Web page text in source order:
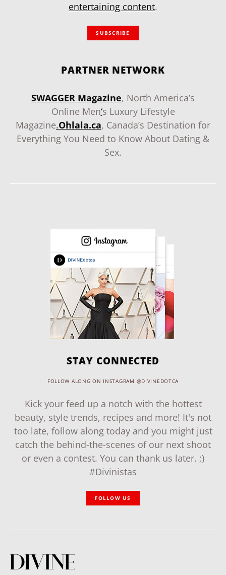
entertaining content.
SUBSCRIBE
PARTNER NETWORK
SWAGGER Magazine, North America’s
Online Men‘s Luxury Lifestyle
Magazine.Ohlala.ca, Canada’s Destination for
Everything You Need to Know About Dating &
Sex.
STAY CONNECTED
FOLLOW ALONG ON INSTAGRAM @DIVINEDOTCA
Kick your feed up a notch with the hottest
beauty, style trends, recipes and more! It's not
too late, follow along today and you might just
catch the behind-the-scenes of our next shoot
or even a contest. You can thank us later. ;)
#Divinistas
FOLLOW US